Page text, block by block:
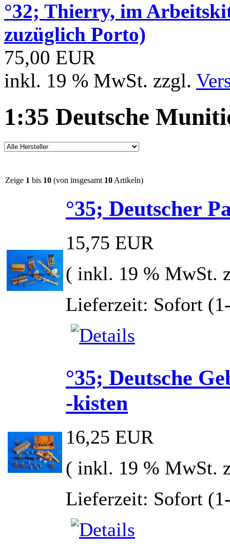
°32; Thierry, im
zuzüglich Porto)
75,00 EUR
inkl. 19 % MwSt. zzgl.
1:35 Deutsche
Zeige 1 bis 10 (von insgesamt 10 Artikeln)
°35; Deutscher
15,75 EUR
( inkl. 19 % MwSt.
Lieferzeit: Sofort
°35; Deutsche
-kisten
16,25 EUR
( inkl. 19 % MwSt.
Lieferzeit: Sofort